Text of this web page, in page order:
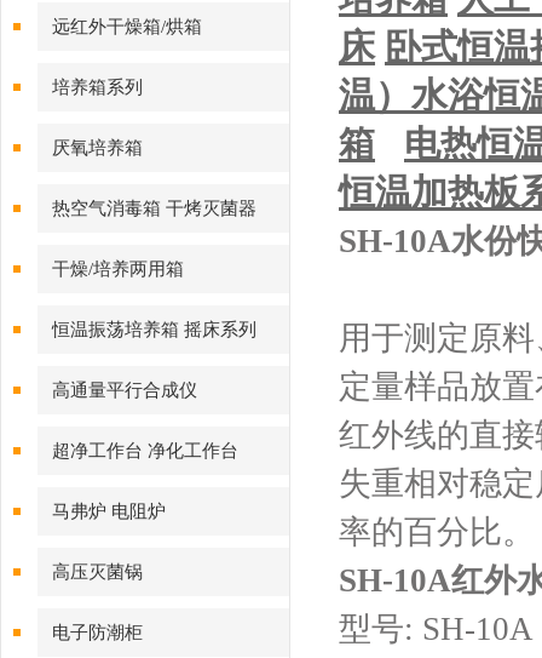
远红外干燥箱/烘箱
培养箱系列
厌氧培养箱
热空气消毒箱 干烤灭菌器
干燥/培养两用箱
恒温振荡培养箱 摇床系列
高通量平行合成仪
超净工作台 净化工作台
马弗炉 电阻炉
高压灭菌锅
电子防潮柜
床 卧式恒温
温） 水浴恒
箱
电热恒
恒温加热板
SH-10A水份
用于测定原
定量样品放
红外线的直
失重相对稳
率的百分比。
SH-10A红外
型号: SH-10A